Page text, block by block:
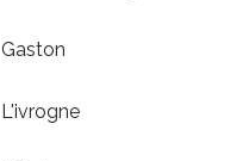
Gaston
L'ivrogne